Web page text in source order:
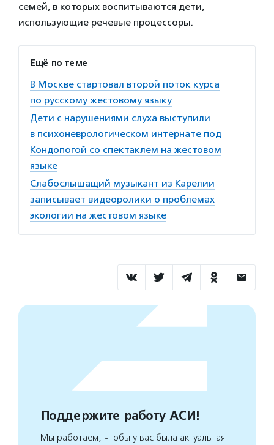
семей, в которых воспитываются дети,
использующие речевые процессоры.
Ещё по теме
В Москве стартовал второй поток курса
по русскому жестовому языку
Дети с нарушениями слуха выступили
в психоневрологическом интернате под
Кондопогой со спектаклем на жестовом
языке
Слабослышащий музыкант из Карелии
записывает видеоролики о проблемах
экологии на жестовом языке
Поддержите работу АСИ!
Мы работаем, чтобы у вас была актуальная